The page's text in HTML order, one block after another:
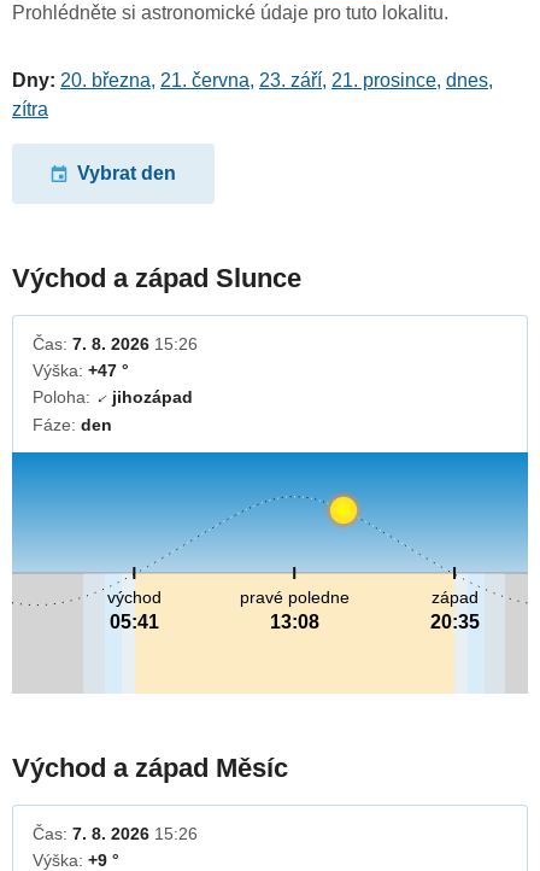
Prohlédněte si astronomické údaje pro tuto lokalitu.
Dny: 20. března, 21. června, 23. září, 21. prosince, dnes,
zítra
Vybrat den
Východ a západ Slunce
Čas: 7. 8. 2026 15:26
Výška: +47 °
Poloha: ↓jihozápad
Fáze: den
pravé poledne
13:08
východ
05:41
západ
20:35
Východ a západ Měsíc
Čas: 7. 8. 2026 15:26
Výška: +9 °